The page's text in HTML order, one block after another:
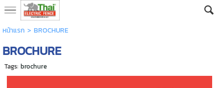
หน้าแรก > BROCHURE
BROCHURE
Tags: brochure